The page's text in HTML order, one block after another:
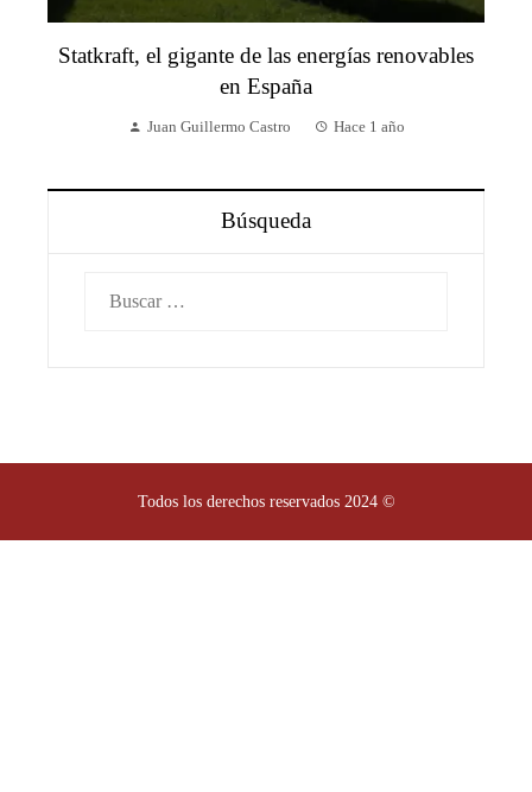
Statkraft, el gigante de las energías renovables
en España
Juan Guillermo Castro Hace 1 año
Búsqueda
Todos los derechos reservados 2024 ©